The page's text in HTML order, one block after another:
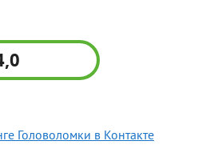
Головоломки в Контакте